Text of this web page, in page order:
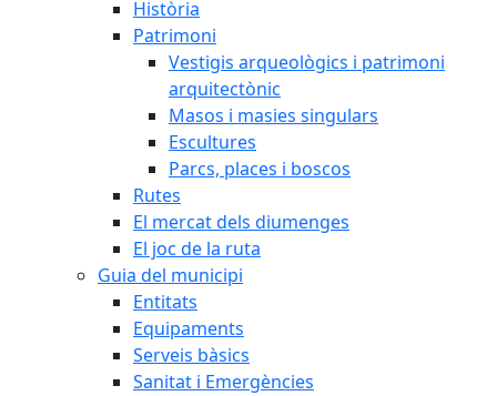
Història
Patrimoni
Vestigis arqueològics i patrimoni
arquitectònic
Masos i masies singulars
Escultures
Parcs, places i boscos
Rutes
El mercat dels diumenges
El joc de la ruta
Guia del municipi
Entitats
Equipaments
Serveis bàsics
Sanitat i Emergències